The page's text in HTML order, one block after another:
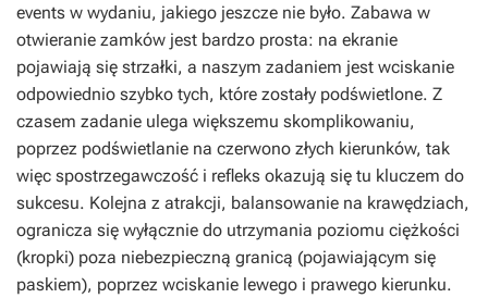
events w wydaniu, jakiego jeszcze nie było. Zabawa w
otwieranie zamków jest bardzo prosta: na ekranie
pojawiają się strzałki, a naszym zadaniem jest wciskanie
odpowiednio szybko tych, które zostały podświetlone. Z
czasem zadanie ulega większemu skomplikowaniu,
poprzez podświetlanie na czerwono złych kierunków, tak
więc spostrzegawczość i refleks okazują się tu kluczem do
sukcesu. Kolejna z atrakcji, balansowanie na krawędziach,
ogranicza się wyłącznie do utrzymania poziomu ciężkości
(kropki) poza niebezpieczną granicą (pojawiającym się
paskiem), poprzez wciskanie lewego i prawego kierunku.